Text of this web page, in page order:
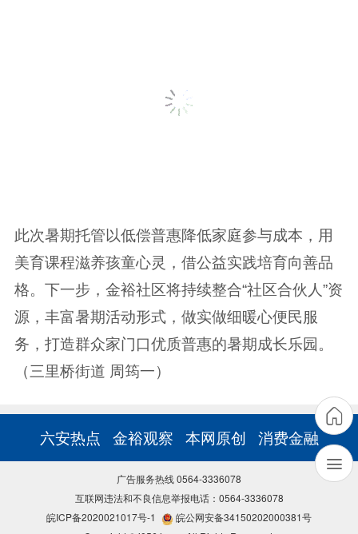
此次暑期托管以低偿普惠降低家庭参与成本，用
美育课程滋养孩童心灵，借公益实践培育向善品
格。下一步，金裕社区将持续整合“社区合伙人”资
源，丰富暑期活动形式，做实做细暖心便民服
务，打造群众家门口优质普惠的暑期成长乐园。
（三里桥街道 周筠一）
六安热点 金裕观察 本网原创 消费金融
广告服务热线 0564-3336078
互联网违法和不良信息举报电话：0564-3336078
皖ICP备2020021017号-1
皖公网安备34150202000381号